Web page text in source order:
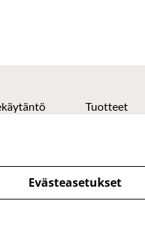
Tuotteet
Evästeasetukset